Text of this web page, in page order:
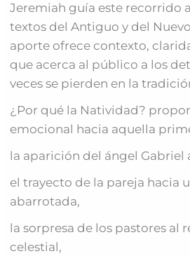
Jeremiah guía este recorrido
textos del Antiguo y del
aporte ofrece contexto,
que acerca al público a los
veces se pierden en la
¿Por qué la Natividad?
emocional hacia aquella
la aparición del ángel Gabriel
el trayecto de la pareja hacia
abarrotada,
la sorpresa de los pastores al
celestial,